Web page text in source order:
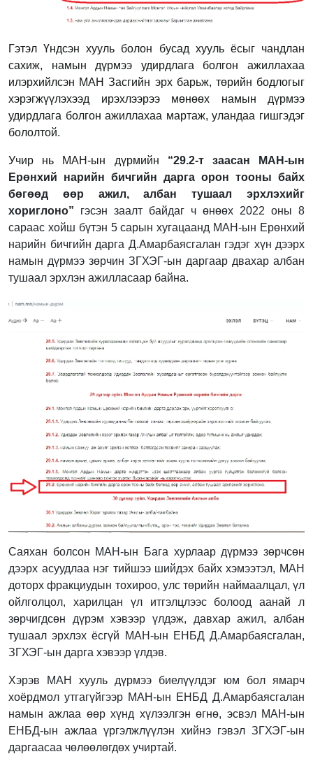
Гэтэл Үндсэн хууль болон бусад хууль ёсыг чандлан
сахиж, намын дүрмээ удирдлага болгон ажиллахаа
илэрхийлсэн МАН Засгийн эрх барьж, төрийн бодлогыг
хэрэгжүүлэхээд ирэхлээрээ мөнөөх намын дүрмээ
удирдлага болгон ажиллахаа мартаж, уландаа гишгэдэг
бололтой.
Учир нь МАН-ын дүрмийн “29.2-т заасан МАН-ын
Ерөнхий нарийн бичгийн дарга орон тооны байх
бөгөөд өөр ажил, албан тушаал эрхлэхийг
хориглоно” гэсэн заалт байдаг ч өнөөх 2022 оны 8
сараас хойш бүтэн 5 сарын хугацаанд МАН-ын Ерөнхий
нарийн бичгийн дарга Д.Амарбаясгалан гэдэг хүн дээрх
намын дүрмээ зөрчин ЗГХЭГ-ын даргаар двахар албан
тушаал эрхлэн ажилласаар байна.
Саяхан болсон МАН-ын Бага хурлаар дүрмээ зөрчсөн
дээрх асуудлаа нэг тийшээ шийдэх байх хэмээтэл, МАН
доторх фракциудын тохироо, улс төрийн наймаалцал, үл
ойлголцол, харилцан үл итгэлцлээс болоод аанай л
зөрчигдсөн дүрэм хэвээр үлдэж, давхар ажил, албан
тушаал эрхлэх ёсгүй МАН-ын ЕНБД Д.Амарбаясгалан,
ЗГХЭГ-ын дарга хэвээр үлдэв.
Хэрэв МАН хууль дүрмээ биелүүлдэг юм бол ямарч
хоёрдмол утгагүйгээр МАН-ын ЕНБД Д.Амарбаясгалан
намын ажлаа өөр хүнд хүлээлгэн өгнө, эсвэл МАН-ын
ЕНБД-ын ажлаа үргэлжлүүлэн хийнэ гэвэл ЗГХЭГ-ын
даргаасаа чөлөөлөгдөх учиртай.